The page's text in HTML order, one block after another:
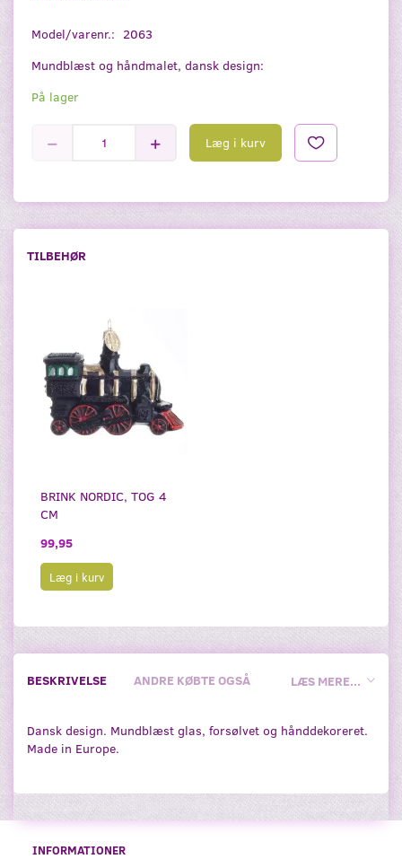
Model/varenr.: 2063
Mundblæst og håndmalet, dansk design:
På lager
Læg i kurv
TILBEHØR
BRINK NORDIC, TOG 4
CM
99,95
Læg i kurv
LÆS MERE...
BESKRIVELSE ANDRE KØBTE OGSÅ
Dansk design. Mundblæst glas, forsølvet og hånddekoreret.
Made in Europe.
INFORMATIONER